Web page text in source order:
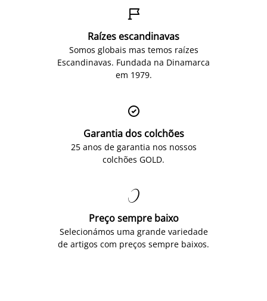

Raízes escandinavas
Somos globais mas temos raízes
Escandinavas. Fundada na Dinamarca
em 1979.

Garantia dos colchões
25 anos de garantia nos nossos
colchões GOLD.

Preço sempre baixo
Selecionámos uma grande variedade
de artigos com preços sempre baixos.